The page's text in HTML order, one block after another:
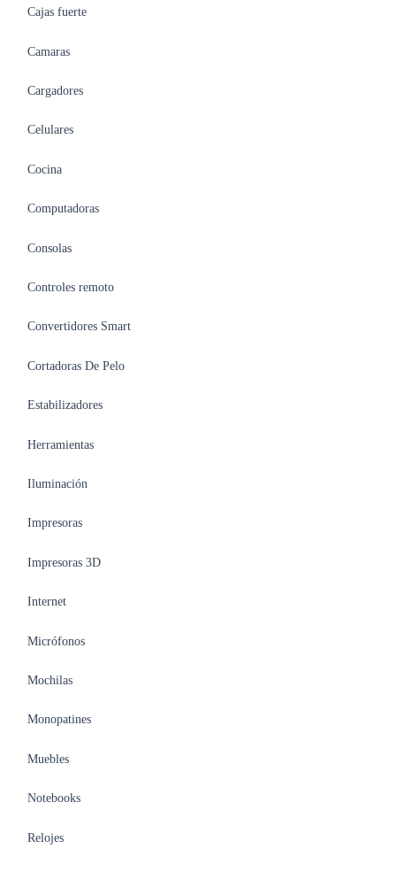
Cajas fuerte
Camaras
Cargadores
Celulares
Cocina
Computadoras
Consolas
Controles remoto
Convertidores Smart
Cortadoras De Pelo
Estabilizadores
Herramientas
Iluminación
Impresoras
Impresoras 3D
Internet
Micrófonos
Mochilas
Monopatines
Muebles
Notebooks
Relojes